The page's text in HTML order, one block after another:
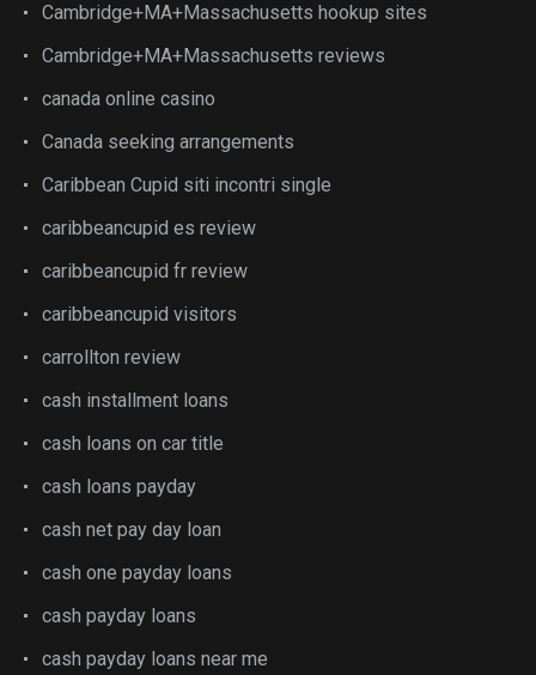
Cambridge+MA+Massachusetts hookup sites
Cambridge+MA+Massachusetts reviews
canada online casino
Canada seeking arrangements
Caribbean Cupid siti incontri single
caribbeancupid es review
caribbeancupid fr review
caribbeancupid visitors
carrollton review
cash installment loans
cash loans on car title
cash loans payday
cash net pay day loan
cash one payday loans
cash payday loans
cash payday loans near me